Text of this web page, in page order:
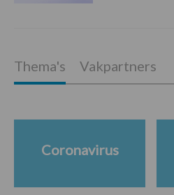
Thema's Vakpartners
Coronavirus